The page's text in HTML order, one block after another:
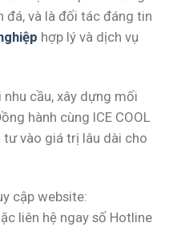
đá, và là đối tác đáng tin
hợp lý và dịch vụ
cầu, xây dựng mối
hành cùng ICE COOL
vào giá trị lâu dài cho
cập website:
liên hệ ngay số Hotline